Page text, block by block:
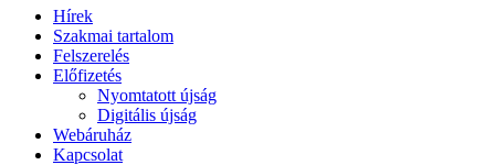
Hírek
Szakmai tartalom
Felszerelés
Előfizetés
Nyomtatott újság
Digitális újság
Webáruház
Kapcsolat